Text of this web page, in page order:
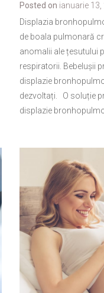
Posted on ianuarie 13,
Displazia
de boala pulmonară
anomalii ale țesutului
respiratorii. Bebelușii
displazie
dezvoltați. O soluție
displazie